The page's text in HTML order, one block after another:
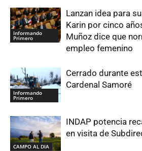
Informando
Primero
Lanzan idea para
Karin por cinco
Muñoz dice que
empleo femenino
Informando
Primero
Cerrado durante
Cardenal Samoré
CAMPO AL DIA
INDAP potencia
en visita de